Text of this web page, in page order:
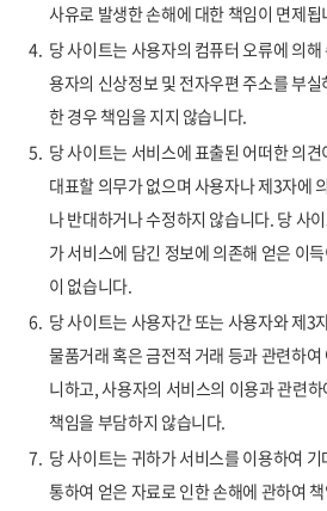
사유로 발생한 손해에 대한 책임이 면제됩
4. 당 사이트는 사용자의 컴퓨터 오류에 의
용자의 신상정보 및 전자우편 주소를 부
한 경우 책임을 지지 않습니다.
5. 당 사이트는 서비스에 표출된 어떠한 의
대표할 의무가 없으며 사용자나 제3자에
나 반대하거나 수정하지 않습니다. 당 사
가 서비스에 담긴 정보에 의존해 얻은 이
이 없습니다.
6. 당 사이트는 사용자간 또는 사용자와 제3
물품거래 혹은 금전적 거래 등과 관련하
니하고, 사용자의 서비스의 이용과 관련
책임을 부담하지 않습니다.
7. 당 사이트는 귀하가 서비스를 이용하여
통하여 얻은 자료로 인한 손해에 관하여